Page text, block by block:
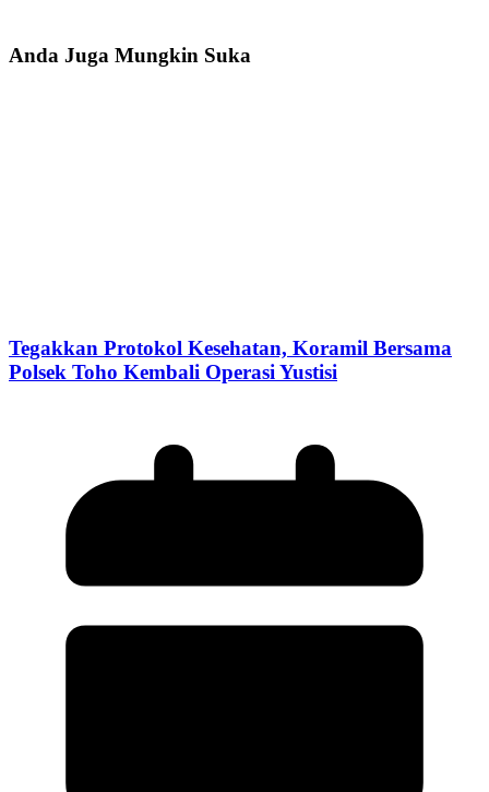
Anda Juga Mungkin Suka
Tegakkan Protokol Kesehatan, Koramil Bersama
Polsek Toho Kembali Operasi Yustisi